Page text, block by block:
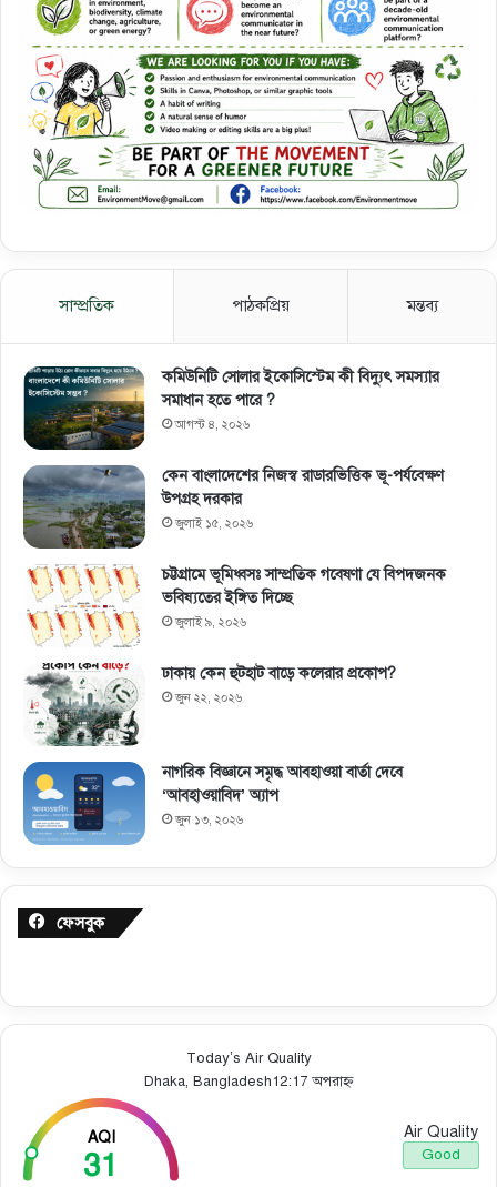
সাম্প্রতিক পাঠকপ্রিয় মন্তব্য
কমিউনিটি সোলার ইকোসিস্টেম কী বিদ্যুৎ সমস্যার
সমাধান হতে পারে ?
আগস্ট ৪, ২০২৬
কেন বাংলাদেশের নিজস্ব রাডারভিত্তিক ভূ-পর্যবেক্ষণ
উপগ্রহ দরকার
জুলাই ১৫, ২০২৬
চট্টগ্রামে ভূমিধ্বসঃ সাম্প্রতিক গবেষণা যে বিপদজনক
ভবিষ্যতের ইঙ্গিত দিচ্ছে
জুলাই ৯, ২০২৬
ঢাকায় কেন হুটহাট বাড়ে কলেরার প্রকোপ?
জুন ২২, ২০২৬
নাগরিক বিজ্ঞানে সমৃদ্ধ আবহাওয়া বার্তা দেবে
‘আবহাওয়াবিদ’ অ্যাপ
জুন ১৩, ২০২৬
ফেসবুক
Today’s Air Quality
Dhaka, Bangladesh12:17 অপরাহ্ন
AQI
31
Air Quality
Good